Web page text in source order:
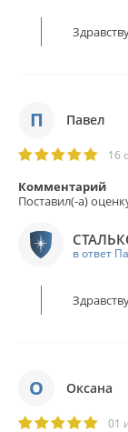
П Павел
16
Комментарий
Поставил(-а)
в ответ
О Оксана
01